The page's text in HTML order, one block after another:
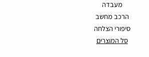
מעבדה
הרכב מחשב
סיפורי הצלחה
סל המוצרים